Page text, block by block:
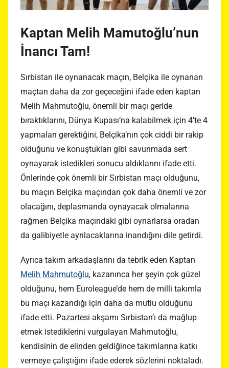
Kaptan Melih Mamutoğlu’nun
İnancı Tam!
Sırbistan ile oynanacak maçın, Belçika ile oynanan
maçtan daha da zor geçeceğini ifade eden kaptan
Melih Mahmutoğlu, önemli bir maçı geride
bıraktıklarını, Dünya Kupası’na kalabilmek için 4’te 4
yapmaları gerektiğini, Belçika’nın çok ciddi bir rakip
olduğunu ve konuştukları gibi savunmada sert
oynayarak istedikleri sonucu aldıklarını ifade etti.
Önlerinde çok önemli bir Sırbistan maçı olduğunu,
bu maçın Belçika maçından çok daha önemli ve zor
olacağını, deplasmanda oynayacak olmalarına
rağmen Belçika maçındaki gibi oynarlarsa oradan
da galibiyetle ayrılacaklarına inandığını dile getirdi.
Ayrıca takım arkadaşlarını da tebrik eden Kaptan
Melih Mahmutoğlu, kazanınca her şeyin çok güzel
olduğunu, hem Euroleague’de hem de milli takımla
bu maçı kazandığı için daha da mutlu olduğunu
ifade etti. Pazartesi akşamı Sırbistan’ı da mağlup
etmek istediklerini vurgulayan Mahmutoğlu,
kendisinin de elinden geldiğince takımlarına katkı
vermeye çalıştığını ifade ederek sözlerini noktaladı.